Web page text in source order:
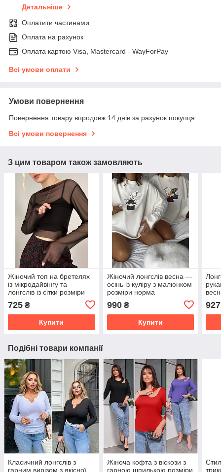
Детальніше
Оплатити частинами
Оплата на рахунок
Оплата картою Visa, Mastercard - WayForPay
Всі умови оплати
Умови повернення
Повернення товару впродовж 14 днів за рахунок покупця
Всі умови повернення
З цим товаром також замовляють
Жіночий топ на бретелях
із мікродайвінгу та
лонгслів із сітки розміри
725 ₴
Купити
Жіночий лонгслів весна —
осінь із куліру з малюнком
розміри норма
990₴
Купити
927
Подібні товари компанії
Класичний лонгслів з
гарним вирізом з якісної
Жіноча кофта з віскози з
гарною шпилькою розміри